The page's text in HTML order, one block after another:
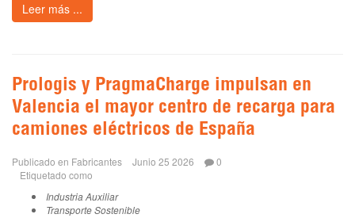
Leer más ...
Prologis y PragmaCharge impulsan en
Valencia el mayor centro de recarga para
camiones eléctricos de España
Publicado en Fabricantes Junio 25 2026
0
Etiquetado como
Industria Auxiliar
Transporte Sostenible